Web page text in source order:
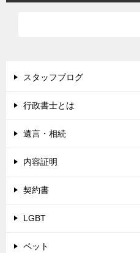
スタッフブログ
行政書士とは
遺言・相続
内容証明
契約書
LGBT
ペット